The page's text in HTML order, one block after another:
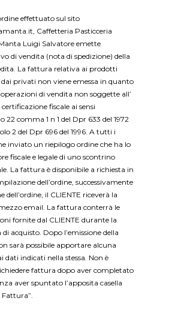
effettuato sul sito
Caffetteria Pasticceria
Luigi Salvatore emette
di vendita (nota di spedizione) della
La fattura relativa ai prodotti
privati non viene emessa in quanto
di vendita non soggette all’
fiscale ai sensi
22 comma 1 n 1 del Dpr 633 del 1972
2 del Dpr 696 del 1996. A tutti i
inviato un riepilogo ordine che ha lo
fiscale e legale di uno scontrino
La fattura è disponibile a richiesta in
dell’ordine, successivamente
dell’ordine, il CLIENTE riceverà la
email. La fattura conterrà le
fornite dal CLIENTE durante la
acquisto. Dopo l’emissione della
sarà possibile apportare alcuna
dati indicati nella stessa. Non è
fattura dopo aver completato
aver spuntato l’apposita casella
Fattura”.